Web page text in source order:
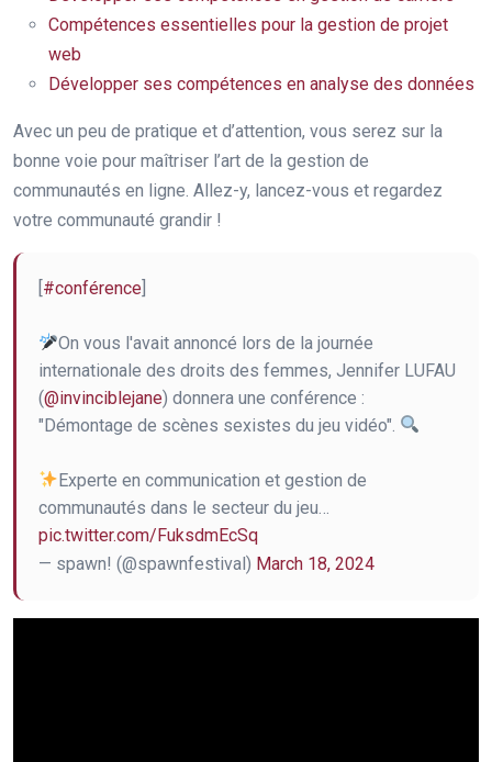
Compétences essentielles pour la gestion de projet
web
Développer ses compétences en analyse des données
Avec un peu de pratique et d’attention, vous serez sur la
bonne voie pour maîtriser l’art de la gestion de
communautés en ligne. Allez-y, lancez-vous et regardez
votre communauté grandir !
[#conférence]
On vous l'avait annoncé lors de la journée
internationale des droits des femmes, Jennifer LUFAU
(@invinciblejane) donnera une conférence :
"Démontage de scènes sexistes du jeu vidéo".
Experte en communication et gestion de
communautés dans le secteur du jeu…
pic.twitter.com/FuksdmEcSq
— spawn! (@spawnfestival) March 18, 2024